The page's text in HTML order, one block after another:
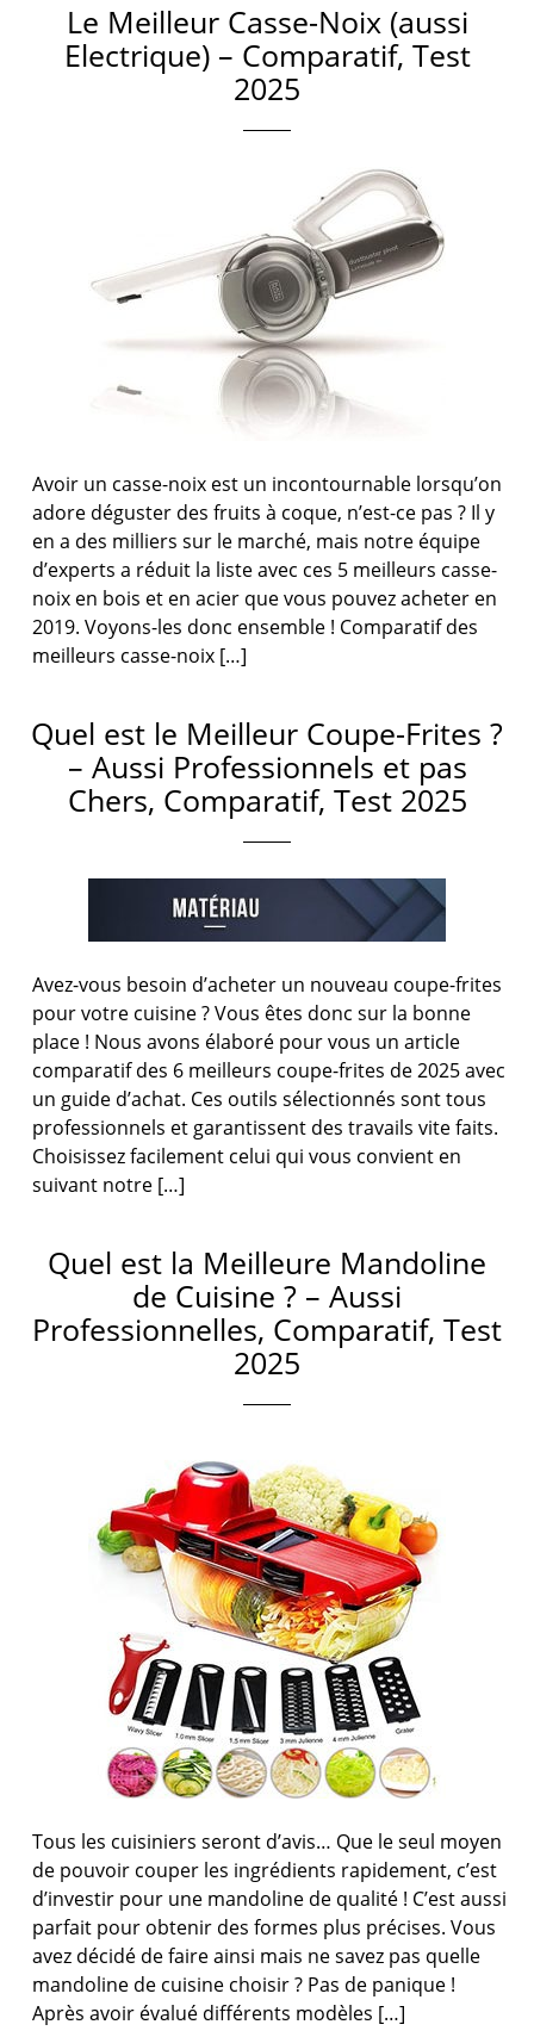
Le Meilleur Casse-Noix (aussi
Electrique) – Comparatif, Test
2025
Avoir un casse-noix est un incontournable lorsqu’on
adore déguster des fruits à coque, n’est-ce pas ? Il y
en a des milliers sur le marché, mais notre équipe
d’experts a réduit la liste avec ces 5 meilleurs casse-
noix en bois et en acier que vous pouvez acheter en
2019. Voyons-les donc ensemble ! Comparatif des
meilleurs casse-noix […]
Quel est le Meilleur Coupe-Frites ?
– Aussi Professionnels et pas
Chers, Comparatif, Test 2025
Avez-vous besoin d’acheter un nouveau coupe-frites
pour votre cuisine ? Vous êtes donc sur la bonne
place ! Nous avons élaboré pour vous un article
comparatif des 6 meilleurs coupe-frites de 2025 avec
un guide d’achat. Ces outils sélectionnés sont tous
professionnels et garantissent des travails vite faits.
Choisissez facilement celui qui vous convient en
suivant notre […]
Quel est la Meilleure Mandoline
de Cuisine ? – Aussi
Professionnelles, Comparatif, Test
2025
Tous les cuisiniers seront d’avis… Que le seul moyen
de pouvoir couper les ingrédients rapidement, c’est
d’investir pour une mandoline de qualité ! C’est aussi
parfait pour obtenir des formes plus précises. Vous
avez décidé de faire ainsi mais ne savez pas quelle
mandoline de cuisine choisir ? Pas de panique !
Après avoir évalué différents modèles […]